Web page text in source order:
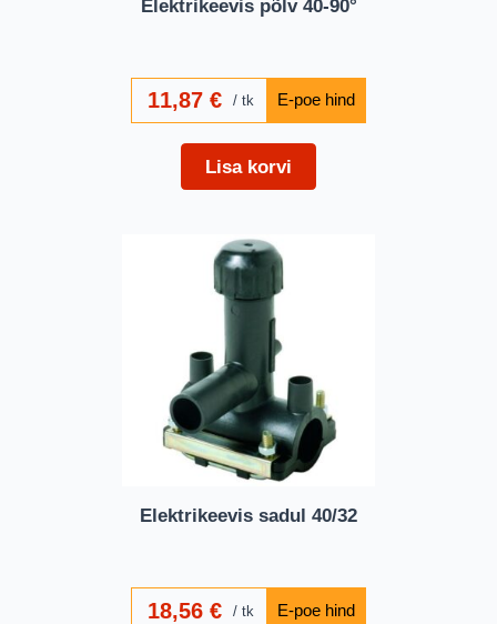
Elektrikeevis põlv 40-90°
11,87 € tk
Lisa korvi
Elektrikeevis sadul 40/32
18,56 € tk